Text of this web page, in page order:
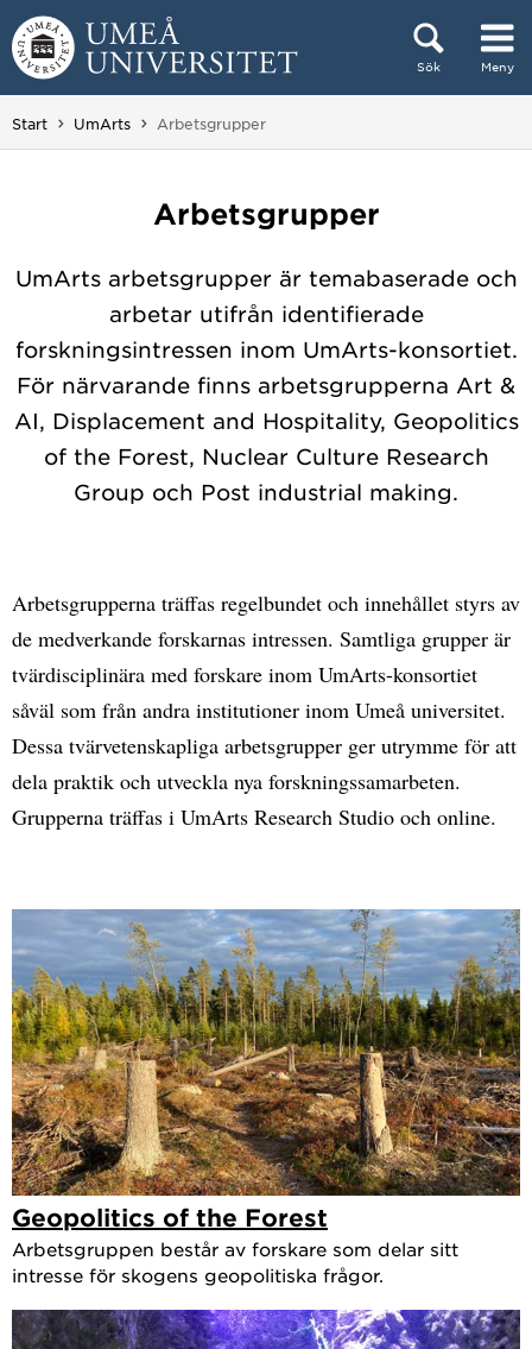
Hoppa direkt till innehållet
Sök Meny
Huvudmenyn dold.
Start UmArts Du är här:
Arbetsgrupper
Arbetsgrupper
UmArts arbetsgrupper är temabaserade och
arbetar utifrån identifierade
forskningsintressen inom UmArts-konsortiet.
För närvarande finns arbetsgrupperna Art &
AI, Displacement and Hospitality, Geopolitics
of the Forest, Nuclear Culture Research
Group och Post industrial making.
Arbetsgrupperna träffas regelbundet och innehållet styrs av
de medverkande forskarnas intressen. Samtliga grupper är
tvärdisciplinära med forskare inom UmArts-konsortiet
såväl som från andra institutioner inom Umeå universitet.
Dessa tvärvetenskapliga arbetsgrupper ger utrymme för att
dela praktik och utveckla nya forskningssamarbeten.
Grupperna träffas i UmArts Research Studio och online.
Geopolitics of the Forest
Arbetsgruppen består av forskare som delar sitt
intresse för skogens geopolitiska frågor.